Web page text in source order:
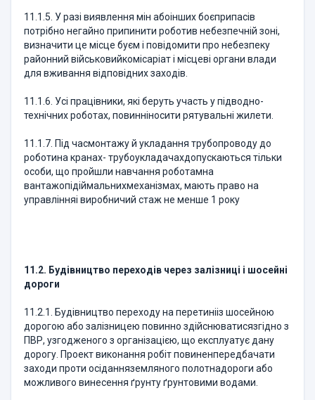
11.1.5. У разі виявлення мін абоінших боєприпасів
потрібно негайно припинити роботив небезпечній зоні,
визначити це місце буєм і повідомити про небезпеку
районний військовийкомісаріат і місцеві органи влади
для вживання відповідних заходів.
11.1.6. Усі працівники, які беруть участь у підводно-
технічних роботах, повинніносити рятувальні жилети.
11.1.7. Під часмонтажу й укладання трубопроводу до
роботина кранах- трубоукладачахдопускаються тільки
особи, що пройшли навчання роботамна
вантажопідіймальнихмеханізмах, мають право на
управлінняі виробничий стаж не менше 1 року
11.2. Будівництво переходів через залізниці і шосейні
дороги
11.2.1. Будівництво переходу на перетинііз шосейною
дорогою або залізницею повинно здійснюватисязгідно з
ПВР, узгодженого з організацією, що експлуатує дану
дорогу. Проект виконання робіт повиненпередбачати
заходи проти осіданняземляного полотнадороги або
можливого винесення ґрунту ґрунтовими водами.